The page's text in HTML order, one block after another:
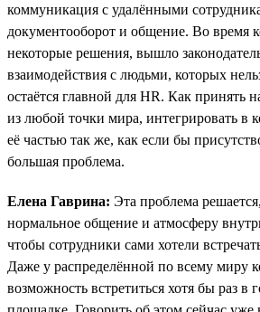
коммуникация с удалёнными
документооборот и общение. Во время
некоторые решения, вышло
взаимодействия с людьми, которых
остаётся главной для HR. Как принять
из любой точки мира, интегрировать в
её частью так же, как если бы
большая проблема.
Елена Гаврина: Эта проблема
нормальное общение и атмосферу
чтобы сотрудники сами хотели
Даже у распределённой по всему миру
возможность встретиться хотя бы раз в